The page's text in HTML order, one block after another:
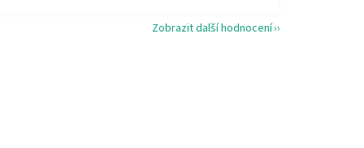
Zobrazit další hodnocení